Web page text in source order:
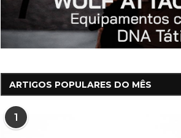
ARTIGOS POPULARES DO MÊS
1